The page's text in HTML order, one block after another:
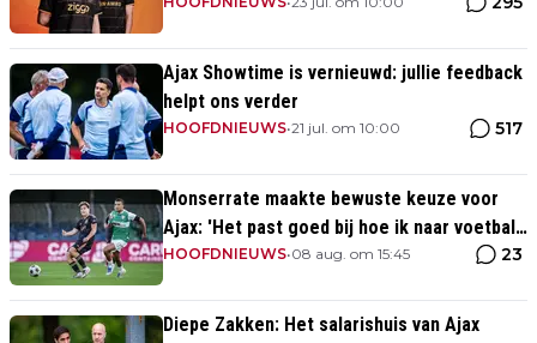
Ajax Showtime is vernieuwd: jullie feedback
helpt ons verder
HOOFDNIEUWS•21 jul. om 10:00 517
Monserrate maakte bewuste keuze voor
Ajax: 'Het past goed bij hoe ik naar voetbal
kijk’
HOOFDNIEUWS•08 aug. om 15:45 23
Diepe Zakken: Het salarishuis van Ajax